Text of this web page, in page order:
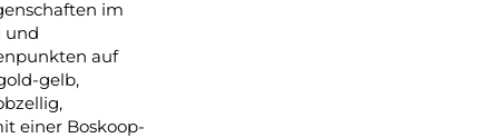
im
und
auf
gelb,
einer Boskoop-